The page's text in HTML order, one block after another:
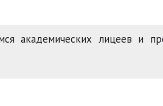
академических лицеев и